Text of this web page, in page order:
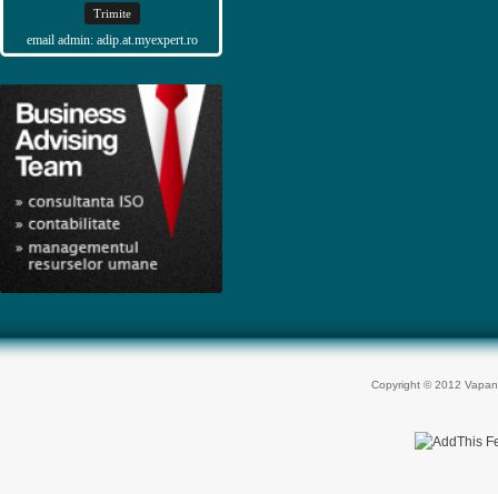
email admin: adip.at.myexpert.ro
Copyright © 2012